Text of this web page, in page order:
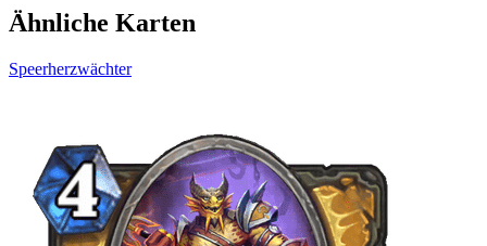
Ähnliche Karten
Speerherzwächter